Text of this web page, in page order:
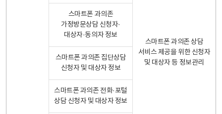
스마트폰 과의존 상담
서비스 제공을 위한 신청자
및 대상자 등 정보관리
스마트폰 과의존
가정방문상담 신청자·
대상자·동의자 정보
스마트폰 과의존 집단상담
신청자 및 대상자 정보
스마트폰 과의존 전화·포털
상담 신청자 및 대상자 정보